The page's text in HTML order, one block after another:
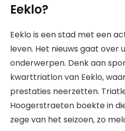
Eeklo?
Eeklo is een stad met een
leven. Het nieuws gaat over
onderwerpen. Denk aan
kwarttriatlon van Eeklo,
prestaties neerzetten.
Hoogerstraeten boekte in
zege van het seizoen, zo